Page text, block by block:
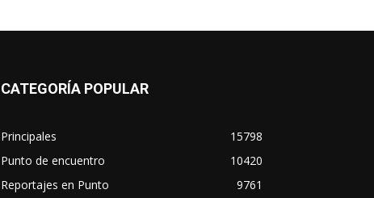
CATEGORÍA POPULAR
Principales
15798
Punto de encuentro
10420
Reportajes en Punto
9761